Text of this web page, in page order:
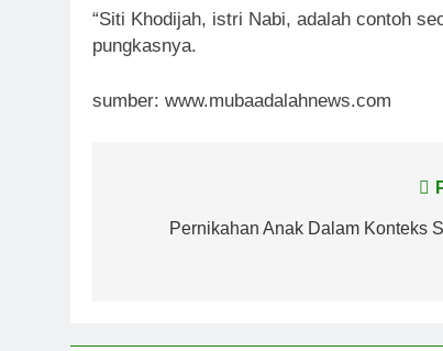
“Siti Khodijah, istri Nabi, adalah contoh
pungkasnya.
sumber: www.mubaadalahnews.com
navigation
Pernikahan Anak Dalam Konteks